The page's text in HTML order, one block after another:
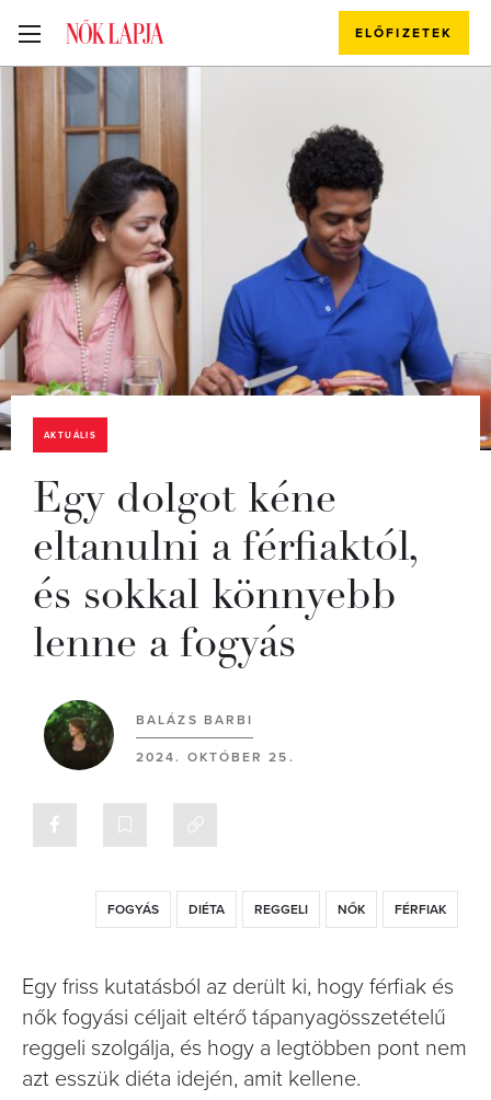
ELŐFIZETEK
AKTUÁLIS
Egy dolgot kéne
eltanulni a férfiaktól,
és sokkal könnyebb
lenne a fogyás
BALÁZS BARBI
2024. OKTÓBER 25.
FOGYÁS DIÉTA REGGELI NŐK FÉRFIAK
Egy friss kutatásból az derült ki, hogy férfiak és
nők fogyási céljait eltérő tápanyagösszetételű
reggeli szolgálja, és hogy a legtöbben pont nem
azt esszük diéta idején, amit kellene.